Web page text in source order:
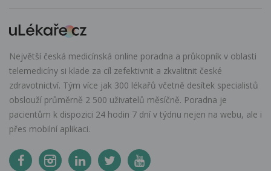
Největší česká medicínská online poradna a průkopník v oblasti
telemedicíny si klade za cíl zefektivnit a zkvalitnit české
zdravotnictví. Tým více jak 300 lékařů včetně desítek specialistů
obslouží průměrně 2 500 uživatelů měsíčně. Poradna je
pacientům k dispozici 24 hodin 7 dní v týdnu nejen na webu, ale i
přes mobilní aplikaci.